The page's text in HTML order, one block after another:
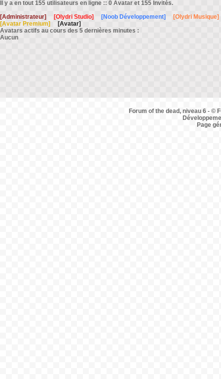
Il y a en tout 155 utilisateurs en ligne :: 0 Avatar et 155 Invités.
[Administrateur]
[Olydri Studio] [Noob Développement]
[Olydri Musique]
[Avatar Premium]
[Avatar]
Avatars actifs au cours des 5 dernières minutes :
Aucun
Forum of the dead, niveau 6 - ©
Page